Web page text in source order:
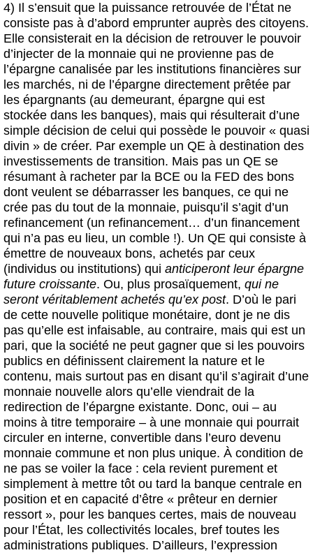
4) Il s’ensuit que la puissance retrouvée de l’État ne
consiste pas à d’abord emprunter auprès des citoyens.
Elle consisterait en la décision de retrouver le pouvoir
d’injecter de la monnaie qui ne provienne pas de
l’épargne canalisée par les institutions financières sur
les marchés, ni de l’épargne directement prêtée par
les épargnants (au demeurant, épargne qui est
stockée dans les banques), mais qui résulterait d’une
simple décision de celui qui possède le pouvoir « quasi
divin » de créer. Par exemple un QE à destination des
investissements de transition. Mais pas un QE se
résumant à racheter par la BCE ou la FED des bons
dont veulent se débarrasser les banques, ce qui ne
crée pas du tout de la monnaie, puisqu’il s’agit d’un
refinancement (un refinancement… d’un financement
qui n’a pas eu lieu, un comble !). Un QE qui consiste à
émettre de nouveaux bons, achetés par ceux
(individus ou institutions) qui anticiperont leur épargne
future croissante. Ou, plus prosaïquement, qui ne
seront véritablement achetés qu’ex post. D’où le pari
de cette nouvelle politique monétaire, dont je ne dis
pas qu’elle est infaisable, au contraire, mais qui est un
pari, que la société ne peut gagner que si les pouvoirs
publics en définissent clairement la nature et le
contenu, mais surtout pas en disant qu’il s’agirait d’une
monnaie nouvelle alors qu’elle viendrait de la
redirection de l’épargne existante. Donc, oui – au
moins à titre temporaire – à une monnaie qui pourrait
circuler en interne, convertible dans l’euro devenu
monnaie commune et non plus unique. À condition de
ne pas se voiler la face : cela revient purement et
simplement à mettre tôt ou tard la banque centrale en
position et en capacité d’être « prêteur en dernier
ressort », pour les banques certes, mais de nouveau
pour l’État, les collectivités locales, bref toutes les
administrations publiques. D’ailleurs, l’expression